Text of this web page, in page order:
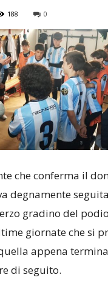
188 0
che conferma il
degnamente
gradino del
giornate che si
appena
di seguito.